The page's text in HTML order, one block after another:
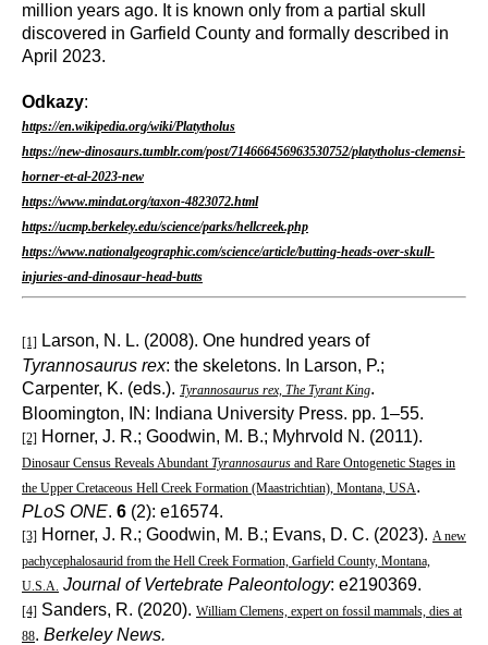
million years ago. It is known only from a partial skull
discovered in Garfield County and formally described in
April 2023.
Odkazy:
https://en.wikipedia.org/wiki/Platytholus
https://new-dinosaurs.tumblr.com/post/714666456963530752/platytholus-clemensi-
horner-et-al-2023-new
https://www.mindat.org/taxon-4823072.html
https://ucmp.berkeley.edu/science/parks/hellcreek.php
https://www.nationalgeographic.com/science/article/butting-heads-over-skull-
injuries-and-dinosaur-head-butts
[1] Larson, N. L. (2008). One hundred years of
Tyrannosaurus rex: the skeletons. In Larson, P.;
Carpenter, K. (eds.). Tyrannosaurus rex, The Tyrant King.
Bloomington, IN: Indiana University Press. pp. 1–55.
[2] Horner, J. R.; Goodwin, M. B.; Myhrvold N. (2011).
Dinosaur Census Reveals AbundantTyrannosaurus and Rare Ontogenetic Stages in
the Upper Cretaceous Hell Creek Formation (Maastrichtian), Montana, USA.
PLoS ONE. 6 (2): e16574.
[3] Horner, J. R.; Goodwin, M. B.; Evans, D. C. (2023). A new
pachycephalosaurid from the Hell Creek Formation, Garfield County, Montana,
U.S.A. Journal of Vertebrate Paleontology: e2190369.
[4] Sanders, R. (2020). William Clemens, expert on fossil mammals, dies at
88. Berkeley News.